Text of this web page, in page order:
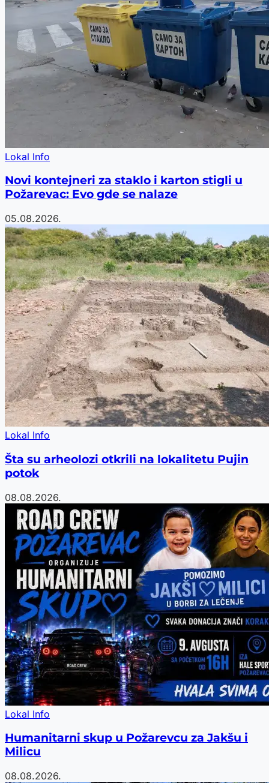
Lokal Info
Novi kontejneri za staklo i karton stigli u
Požarevac: Evo gde se nalaze
05.08.2026.
Lokal Info
Šta su arheolozi otkrili na lokalitetu Pujin
potok
08.08.2026.
Lokal Info
Humanitarni skup u Požarevcu za Jakšu i
Milicu
08.08.2026.